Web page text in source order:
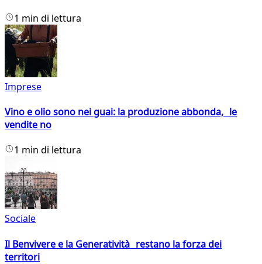
1 min di lettura
Imprese
Vino e olio sono nei guai: la produzione abbonda, le
vendite no
1 min di lettura
Sociale
Il Benvivere e la Generatività restano la forza dei
territori